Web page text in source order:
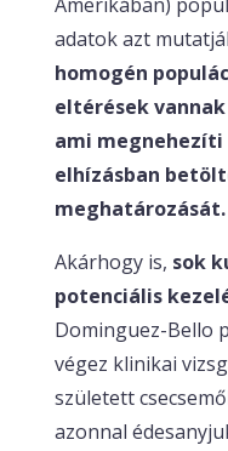
adatok azt
homogén
eltérések
ami
elhízásban
meghatározását.
Akárhogy is, sok
potenciális
Dominguez-Bello
végez klinikai
született
azonnal